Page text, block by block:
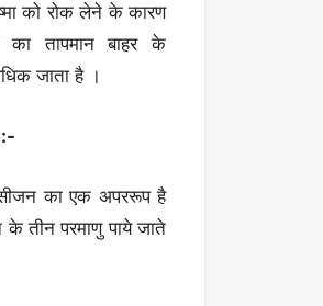
को रोक लेने के कारण
तापमान बाहर के
जाता है ।
का एक अपररूप है
तीन परमाणु पाये जाते